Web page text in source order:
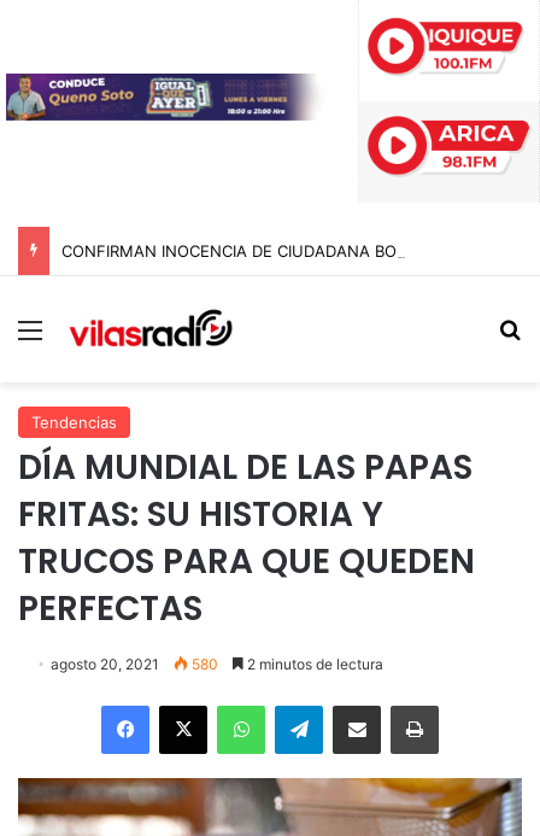
Menú
Tendencias
DÍA MUNDIAL DE LAS PAPAS
FRITAS: SU HISTORIA Y
TRUCOS PARA QUE QUEDEN
PERFECTAS
agosto 20, 2021 580 2 minutos de lectura
Facebook
X WhatsAppTelegramEnviar vía email Imprimir